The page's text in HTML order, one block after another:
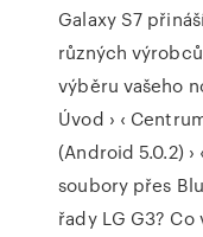
Galaxy S7
různých
výběru vašeho
Úvod › ‹
(Android 5.0.2)
soubory přes
řady LG G3?